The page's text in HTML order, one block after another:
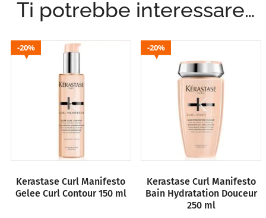
Ti potrebbe interessare…
Kerastase Curl Manifesto
Gelee Curl Contour 150 ml
Kerastase Curl Manifesto
Bain Hydratation Douceur
250 ml
20% 20%